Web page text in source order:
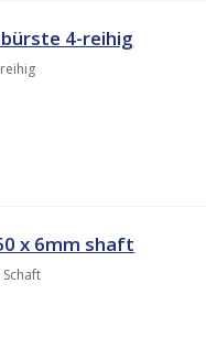
4-reihig
x 6mm shaft